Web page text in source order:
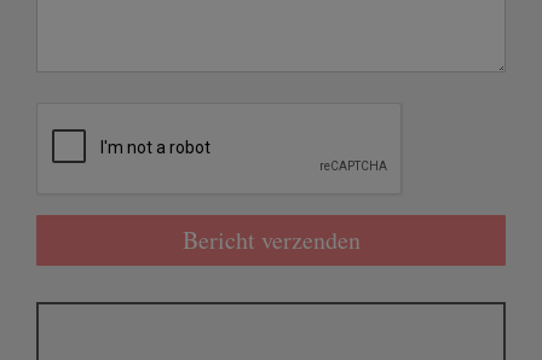
Bericht verzenden